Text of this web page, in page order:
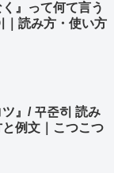
』って何て言う
｜読み方・使い方
』/ 꾸준히 読み
例文｜こつこつ